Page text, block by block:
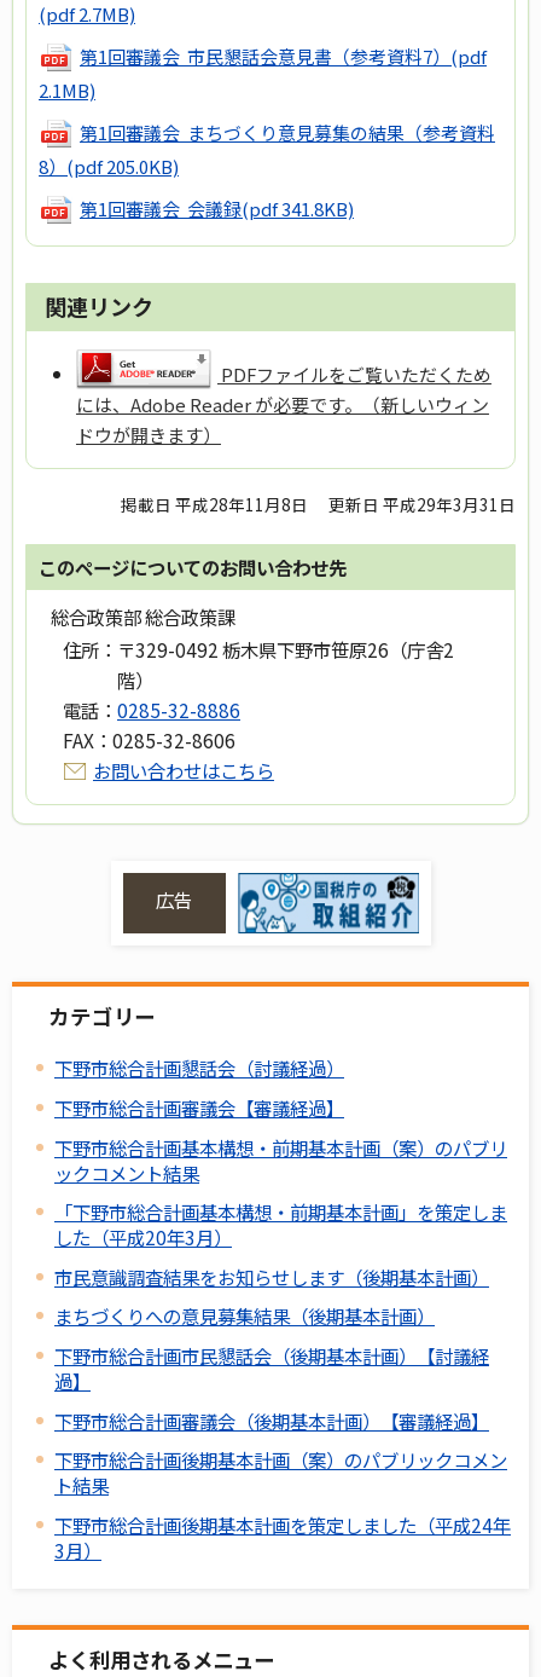
(pdf 2.7MB)
第1回審議会 市民懇話会意見書（参考資料7） (pdf
2.1MB)
第1回審議会 まちづくり意見募集の結果（参考資料
8） (pdf 205.0KB)
第1回審議会 会議録(pdf 341.8KB)
関連リンク
PDFファイルをご覧いただくため
には、Adobe Reader が必要です。（新しいウィン
ドウが開きます）
掲載日 平成28年11月8日 更新日 平成29年3月31日
このページについてのお問い合わせ先
総合政策部 総合政策課
住所： 〒329-0492 栃木県下野市笹原26（庁舎2
階）
電話： 0285-32-8886
FAX： 0285-32-8606
お問い合わせはこちら
広告
カテゴリー
下野市総合計画懇話会（討議経過）
下野市総合計画審議会【審議経過】
下野市総合計画基本構想・前期基本計画（案）のパブリ
ックコメント結果
「下野市総合計画基本構想・前期基本計画」を策定しま
した（平成20年3月）
市民意識調査結果をお知らせします（後期基本計画）
まちづくりへの意見募集結果（後期基本計画）
下野市総合計画市民懇話会（後期基本計画）【討議経
過】
下野市総合計画審議会（後期基本計画）【審議経過】
下野市総合計画後期基本計画（案）のパブリックコメン
ト結果
下野市総合計画後期基本計画を策定しました（平成24年
3月）
よく利用されるメニュー